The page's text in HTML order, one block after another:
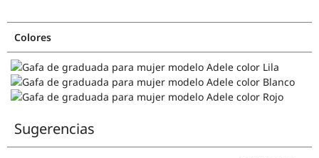
Colores
Sugerencias